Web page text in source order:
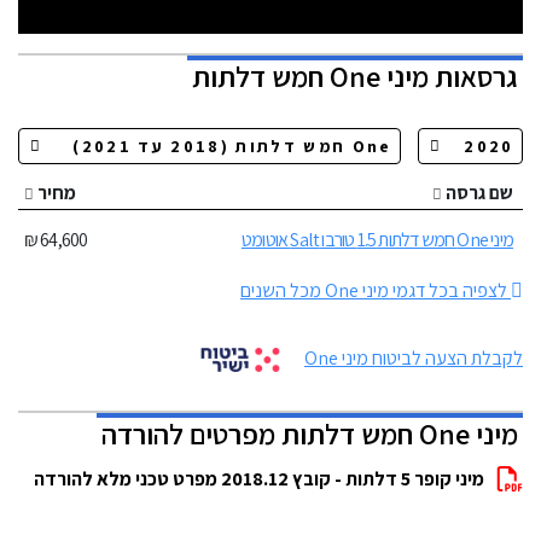
גרסאותמיני One חמש דלתות
שם גרסה
מחיר
מיני One חמש דלתות 1.5 טורבו Salt אוטומט
64,600 ₪
לצפיה בכל דגמי מיני One מכל השנים
לקבלת הצעה לביטוח מיני One
מיני One חמש דלתות מפרטים להורדה
מיני קופר 5 דלתות - קובץ 2018.12 מפרט טכני מלא להורדה